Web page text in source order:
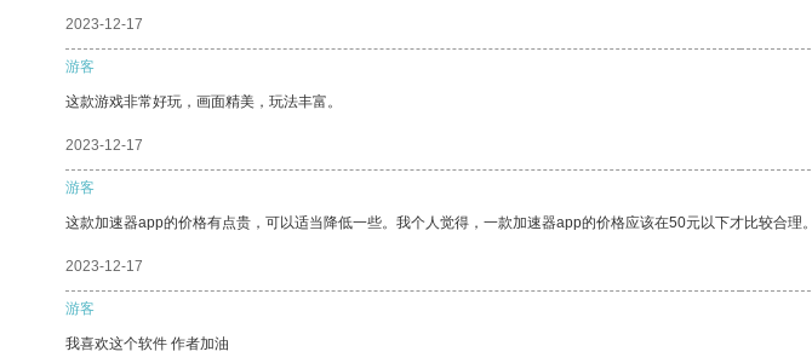
2023-12-17
游客
这款游戏非常好玩，画面精美，玩法丰富。
2023-12-17
游客
这款加速器app的价格有点贵，可以适当降低一些。我个人觉得，一款加速器app的价格应该在50元以下才比较合理。
2023-12-17
游客
我喜欢这个软件 作者加油